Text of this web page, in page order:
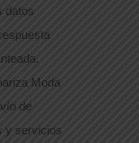
datos
Moda
de
y servicios